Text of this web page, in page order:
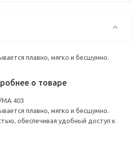
плавно, мягко и бесшумно.
о товаре
403
плавно, мягко и бесшумно.
обеспечивая удобный доступ к